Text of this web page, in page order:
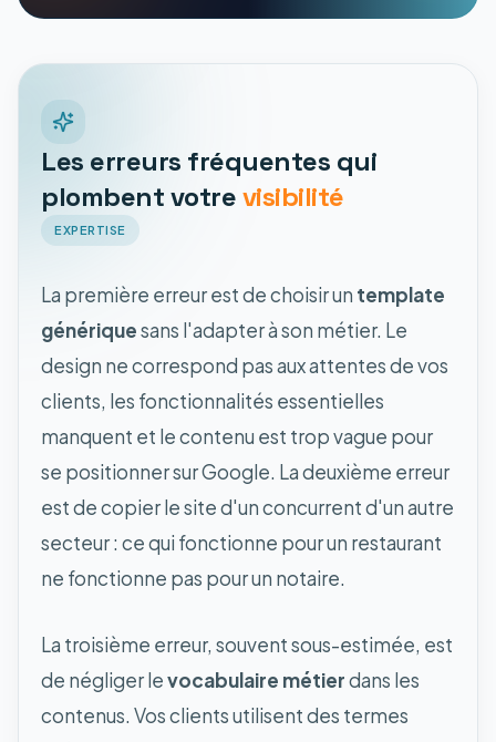
Les erreurs fréquentes qui
plombent votrevisibilité
EXPERTISE
La première erreur est de choisir un template
génériquesans l'adapter à son métier. Le
design ne correspond pas aux attentes de vos
clients, les fonctionnalités essentielles
manquent et le contenu est trop vague pour
se positionner sur Google. La deuxième erreur
est de copier le site d'un concurrent d'un autre
secteur : ce qui fonctionne pour un restaurant
ne fonctionne pas pour un notaire.
La troisième erreur, souvent sous-estimée, est
de négliger levocabulaire métierdans les
contenus. Vos clients utilisent des termes